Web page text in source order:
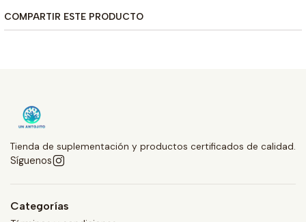
COMPARTIR ESTE PRODUCTO
Tienda de suplementación y productos certificados de calidad.
Síguenos
Categorías